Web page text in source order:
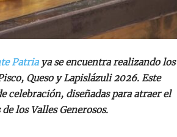
Patriaya se encuentra realizando los
Queso y Lapislázuli 2026. Este
celebración, diseñadas para atraer el
los Valles Generosos.